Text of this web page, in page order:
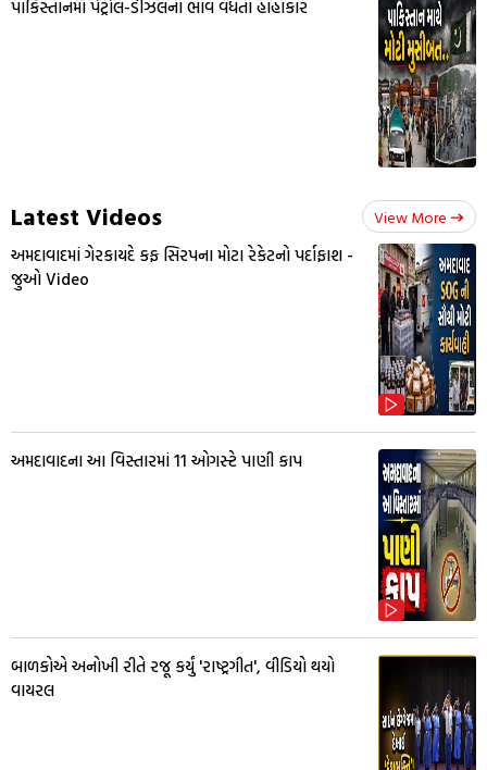
પાકિસ્તાનમાં પેટ્રોલ-ડીઝલના ભાવ વધતા હાહાકાર
Latest Videos View More
અમદાવાદમાં ગેરકાયદે કફ સિરપના મોટા રેકેટનો પર્દાફાશ -
જુઓ Video
અમદાવાદના આ વિસ્તારમાં 11 ઓગસ્ટે પાણી કાપ
બાળકોએ અનોખી રીતે રજૂ કર્યું 'રાષ્ટ્રગીત', વીડિયો થયો
વાયરલ